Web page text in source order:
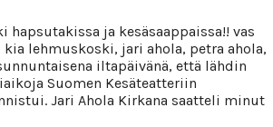
hapsutakissa ja kesäsaappaissa!! vas
lehmuskoski, jari ahola, petra ahola,
iltapäivänä, että lähdin
Suomen Kesäteatteriin
Jari Ahola Kirkana saatteli minut